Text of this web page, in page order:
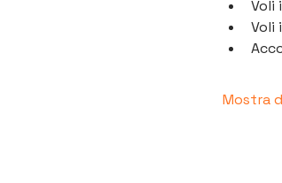
Voli
Voli
Mostra